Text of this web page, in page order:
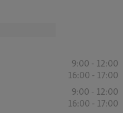
9:00 - 12:00
16:00 - 17:00
9:00 - 12:00
16:00 - 17:00